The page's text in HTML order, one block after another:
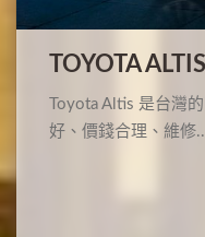
TOYOTA
Toyota Altis 是台灣
好、價錢合理、維修